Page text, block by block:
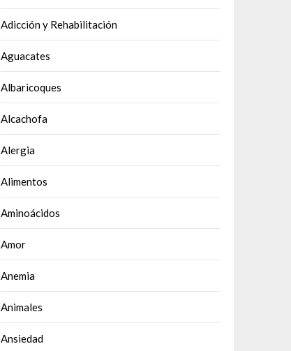
Adicción y Rehabilitación
Aguacates
Albaricoques
Alcachofa
Alergia
Alimentos
Aminoácidos
Amor
Anemia
Animales
Ansiedad